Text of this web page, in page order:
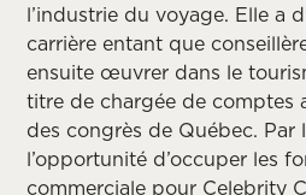
l’industrie du voyage. Elle a
carrière entant que
ensuite œuvrer dans le
titre de chargée de comptes
des congrès de Québec. Par
l’opportunité d’occuper les
commerciale pour Celebrity